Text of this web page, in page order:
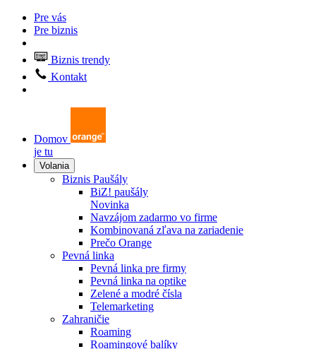
Pre vás
Pre biznis
Biznis trendy
Kontakt
Domov
je tu
Volania
Biznis Paušály
BiZ! paušály
Novinka
Navzájom zadarmo vo firme
Kombinovaná zľava na zariadenie
Prečo Orange
Pevná linka
Pevná linka pre firmy
Pevná linka na optike
Zelené a modré čísla
Telemarketing
Zahraničie
Roaming
Roamingové balíky